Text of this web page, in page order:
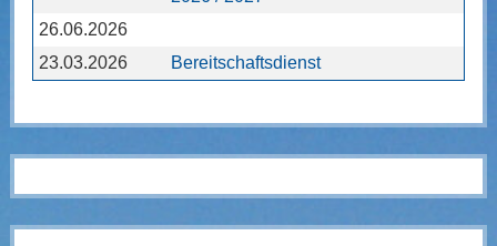
26.06.2026
23.03.2026
Bereitschaftsdienst